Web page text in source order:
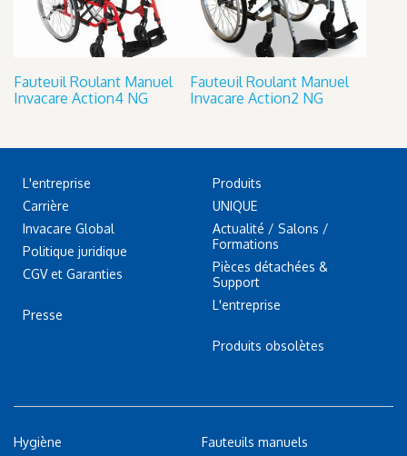
Fauteuil Roulant Manuel
Invacare Action4 NG
Fauteuil Roulant Manuel
Invacare Action2 NG
L'entreprise
Carrière
Invacare Global
Politique juridique
CGV et Garanties
Presse
Produits
UNIQUE
Actualité / Salons /
Formations
Pièces détachées &
Support
L'entreprise
Produits obsolètes
Hygiène
Fauteuils manuels